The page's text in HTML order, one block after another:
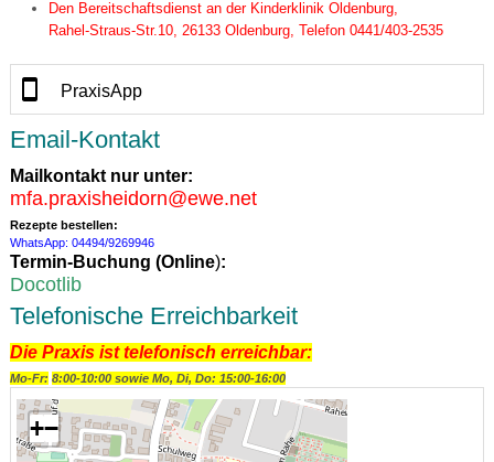
Den Bereitschaftsdienst an der Kinderklinik Oldenburg,
Rahel-Straus-Str.10, 26133 Oldenburg, Telefon 0441/403-2535
PraxisApp
Email-Kontakt
Mailkontakt nur unter:
mfa.praxisheidorn@ewe.net
Rezepte bestellen:
WhatsApp: 04494/9269946
Termin-Buchung (Online):
Docotlib
Telefonische Erreichbarkeit
Die Praxis ist telefonisch erreichbar:
Mo-Fr: 8:00-10:00 sowie Mo, Di, Do: 15:00-16:00
+−